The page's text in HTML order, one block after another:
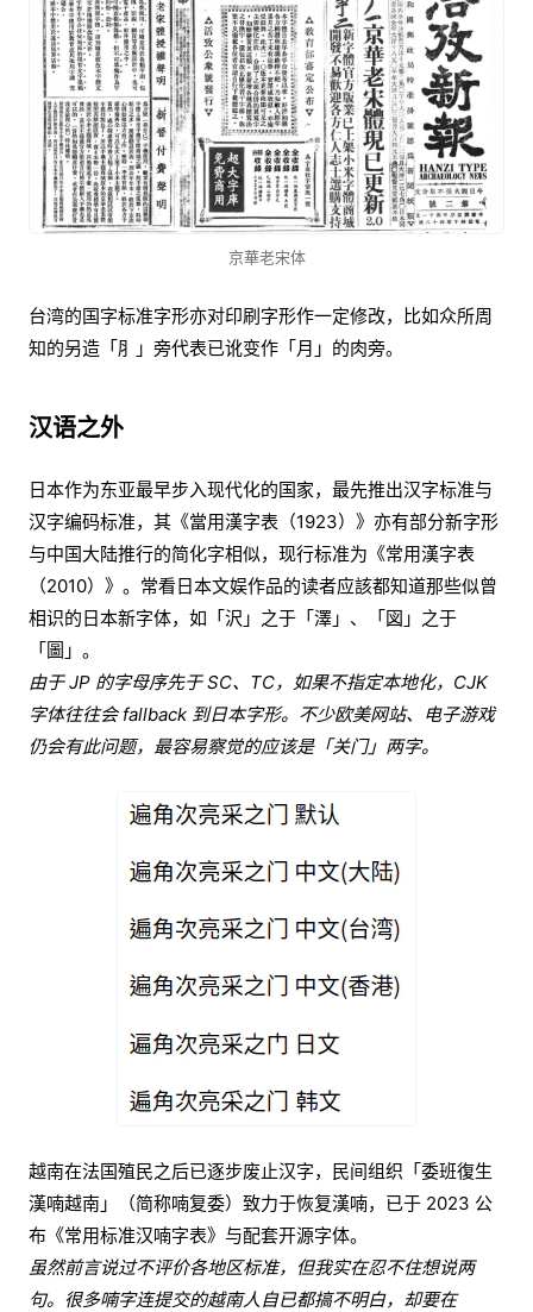
京華老宋体
台湾的国字标准字形亦对印刷字形作一定修改，比如众所周
知的另造「⺼」旁代表已讹变作「月」的肉旁。
汉语之外
日本作为东亚最早步入现代化的国家，最先推出汉字标准与
汉字编码标准，其《當用漢字表（1923）》亦有部分新字形
与中国大陆推行的简化字相似，现行标准为《常用漢字表
（2010）》。常看日本文娱作品的读者应該都知道那些似曾
相识的日本新字体，如「沢」之于「澤」、「図」之于
「圖」。
由于 JP 的字母序先于 SC、TC，如果不指定本地化，CJK
字体往往会 fallback 到日本字形。不少欧美网站、电子游戏
仍会有此问题，最容易察觉的应该是「关门」两字。
越南在法国殖民之后已逐步废止汉字，民间组织「委班復生
漢喃越南」（简称喃复委）致力于恢复漢喃，已于 2023 公
布《常用标准汉喃字表》与配套开源字体。
虽然前言说过不评价各地区标准，但我实在忍不住想说两
句。很多喃字连提交的越南人自已都搞不明白，却要在